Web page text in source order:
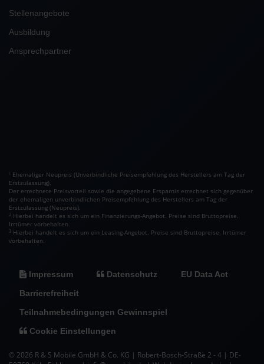
Stellenangebote
Ausbildung
Ansprechpartner
1 Ehemaliger Neupreis (Unverbindliche Preisempfehlung des Herstellers am Tag der
Erstzulassung).
Der errechnete Preisvorteil sowie die angegebene Ersparnis errechnet sich gegenüber
der ehemaligen unverbindlichen Preisempfehlung des Herstellers am Tag der
Erstzulassung (Neupreis).
2 Hierbei handelt es sich um ein Finanzierungs-Angebot. Preise sind Bruttopreise.
Irrtümer vorbehalten.
3 Hierbei handelt es sich um ein Leasing-Angebot. Preise sind Bruttopreise. Irrtümer
vorbehalten.
Impressum Datenschutz
EU Data Act
Barrierefreiheit
Teilnahmebedingungen Gewinnspiel
Cookie Einstellungen
© 2026 R & S Mobile GmbH & Co. KG | Robert-Bosch-Straße 2 - 4 | DE-